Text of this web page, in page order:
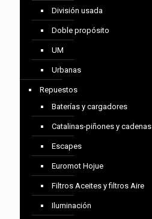
División usada
Doble propósito
UM
Urbanas
Repuestos
Baterías y cargadores
Catalinas-piñones y cadenas
Escapes
Euromot Hojue
Filtros Aceites y filtros Aire
Iluminación